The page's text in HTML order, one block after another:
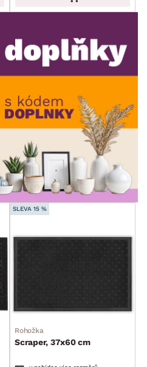
min. cm max. cm
min. max.
min. max. cm
SLEVA 15 %
Rohožka
Scraper, 37x60 cm